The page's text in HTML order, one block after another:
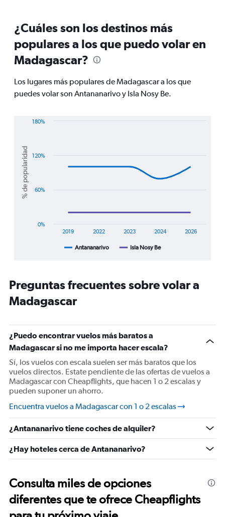
14
categories.
The
chart
has
Y
axis
Range:
22.5.
¿Cuáles son los destinos más
populares a los que puedo volar en
Madagascar?
Los lugares más populares de Madagascar a los que
puedes volar son Antananarivo y Isla Nosy Be.
with
lines.
The
chart
categories.
The
chart
has
Y
axis
displaying
de
popularidad.
Range:
0
180.
% de popularidad
Antananarivo Isla Nosy Be
2019 2022 2023 2024 2026
0%
60%
120%
180%
Preguntas frecuentes sobre volar a
Madagascar
¿Puedo encontrar vuelos más baratos a
Madagascar si no me importa hacer escala?
Sí, los vuelos con escala suelen ser más baratos que los
vuelos directos. Estate pendiente de las ofertas de vuelos a
Madagascar con Cheapflights, que hacen 1 o 2 escalas y
pueden suponer un ahorro.
Encuentra vuelos a Madagascar con 1 o 2 escalas
¿Antananarivo tiene coches de alquiler?
¿Hay hoteles cerca de Antananarivo?
Consulta miles de opciones
diferentes que te ofrece Cheapflights